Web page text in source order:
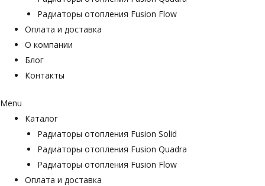
Радиаторы отопления Fusion Flow
Оплата и доставка
О компании
Блог
Контакты
Menu
Каталог
Радиаторы отопления Fusion Solid
Радиаторы отопления Fusion Quadra
Радиаторы отопления Fusion Flow
Оплата и доставка